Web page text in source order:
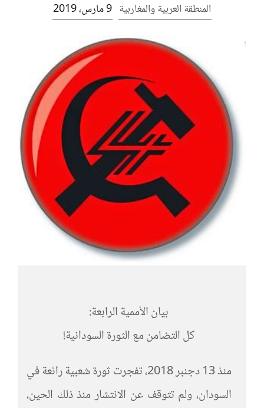
المنطقة العربية والمغاربية 9 مارس، 2019
بيان الأممية الرابعة:
كل التضامن مع الثورة السودانية!
منذ 13 دجنبر 2018، تفجرت ثورة شعبية رائعة في
السودان، ولم تتوقف عن الانتشار منذ ذلك الحين،